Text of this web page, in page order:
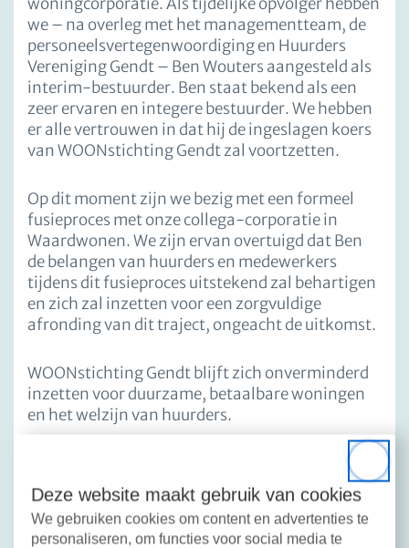
Close
Deze website maakt gebruik van cookies
We gebruiken cookies om content en advertenties te
personaliseren, om functies voor social media te
we – na overleg met het managementteam, de
personeelsvertegenwoordiging en Huurders
Vereniging Gendt – Ben Wouters aangesteld als
interim-bestuurder. Ben staat bekend als een
zeer ervaren en integere bestuurder. We hebben
er alle vertrouwen in dat hij de ingeslagen koers
van WOONstichting Gendt zal voortzetten.
Op dit moment zijn we bezig met een formeel
fusieproces met onze collega-corporatie in
Waardwonen. We zijn ervan overtuigd dat Ben
de belangen van huurders en medewerkers
tijdens dit fusieproces uitstekend zal behartigen
en zich zal inzetten voor een zorgvuldige
afronding van dit traject, ongeacht de uitkomst.
WOONstichting Gendt blijft zich onverminderd
inzetten voor duurzame, betaalbare woningen
en het welzijn van huurders.
Voorzitter Raad van Commissarissen
WOONstichting Gendt